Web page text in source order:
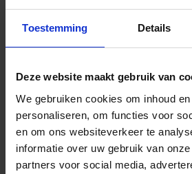
Toestemming Details
Deze website maakt gebruik van
We gebruiken cookies om inhoud
personaliseren, om functies voor
en om ons websiteverkeer te
informatie over uw gebruik van
partners voor social media,